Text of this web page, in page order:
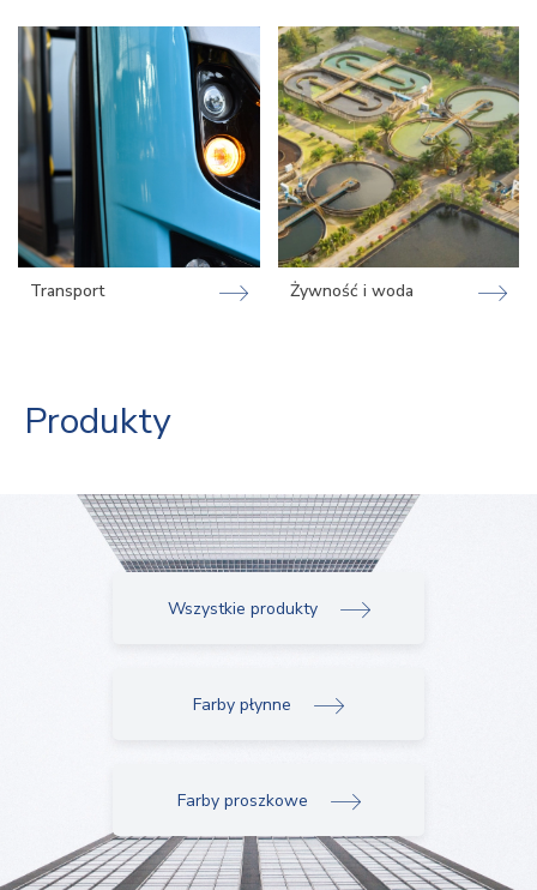
Transport Żywność i woda
Produkty
Wszystkie produkty
Farby płynne
Farby proszkowe